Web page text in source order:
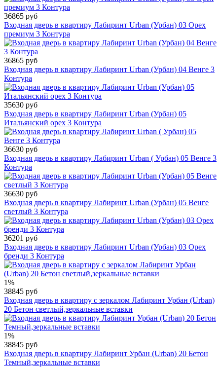
36865 руб
Входная дверь в квартиру Лабиринт Urban (Урбан) 03 Орех
премиум 3 Контура
36865 руб
Входная дверь в квартиру Лабиринт Urban (Урбан) 04 Венге 3
Контура
35630 руб
Входная дверь в квартиру Лабиринт Urban (Урбан) 05
Итальянский орех 3 Контура
36630 руб
Входная дверь в квартиру Лабиринт Urban ( Урбан) 05 Венге 3
Контура
36630 руб
Входная дверь в квартиру Лабиринт Urban (Урбан) 05 Венге
светлый 3 Контура
36201 руб
Входная дверь в квартиру Лабиринт Urban (Урбан) 03 Орех
бренди 3 Контура
1%
38845 руб
Входная дверь в квартиру с зеркалом Лабиринт Урбан (Urban)
20 Бетон светлый,зеркальные вставки
1%
38845 руб
Входная дверь в квартиру Лабиринт Урбан (Urban) 20 Бетон
Темный,зеркальные вставки